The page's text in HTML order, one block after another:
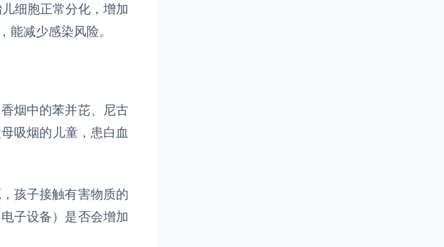
细胞正常分化，增加
能减少感染风险。
烟中的苯并芘、尼古
吸烟的儿童，患白血
孩子接触有害物质的
子设备）是否会增加